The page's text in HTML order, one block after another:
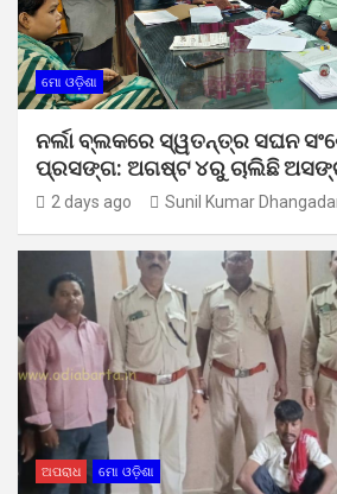
ମୋ ଓଡ଼ିଶା
ନର୍ଲା ବ୍ଲକରେ ସ୍ୱତନ୍ତ୍ର ସଘନ
ପ୍ରସଙ୍ଗ: ଅଗଷ୍ଟ ୪ରୁ ଚାଲିଛି
2 days ago Sunil Kumar
ଅପରାଧ ମୋ ଓଡ଼ିଶା